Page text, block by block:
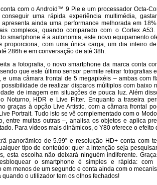
com o Android™ 9 Pie e um processador Octa-
uma rápida experiência multimédia,
apresenta ainda uma performance melhorada em
complexa, quando comparado com o Cortex
smartphone é a autonomia, este novo equipamento
proporciona, com uma única carga, um dia inteiro
286h e em conversação de até 38h.
a fotografia, o novo smartphone da marca conta
que este último sensor permite retirar fotografias
e uma câmara frontal de 5 megapixéis – ambas com
de realizar disparos múltiplos com baixo
de imagem em situações de pouca luz. Além
Noturno, HDR e Live Filter. Enquanto a traseira
graças à opção Live Artistic, com a câmara frontal
Portrait. Tudo isto se vê complementado com o
entre muitas outras –, analisa os objetos e aplica
Para vídeos mais dinâmicos, o Y80 oferece o efeito
panorâmico de 5.99” e resolução HD+ conta com
tipo de conteúdo: quer a intenção seja
esta escolha não deixará ninguém indiferente.
o smartphone é simples e rápida: com
em menos de um segundo e conta ainda com o
quando o utilizador tem os olhos fechados!